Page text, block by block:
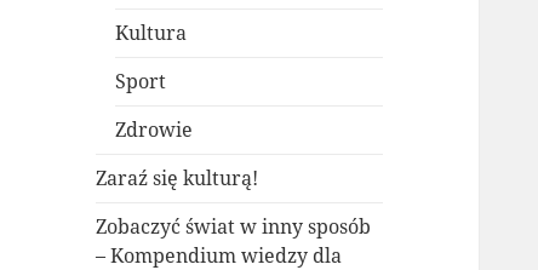
Kultura
Sport
Zdrowie
Zaraź się kulturą!
Zobaczyć świat w inny sposób
– Kompendium wiedzy dla